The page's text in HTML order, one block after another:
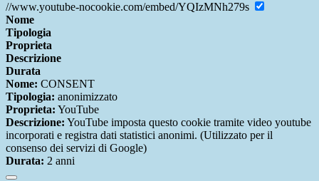
//www.youtube-nocookie.com/embed/YQIzMNh279s
Nome
Tipologia
Proprieta
Descrizione
Durata
Nome: CONSENT
Tipologia: anonimizzato
Proprieta: YouTube
Descrizione: YouTube imposta questo cookie tramite video youtube
incorporati e registra dati statistici anonimi. (Utilizzato per il
consenso dei servizi di Google)
Durata: 2 anni